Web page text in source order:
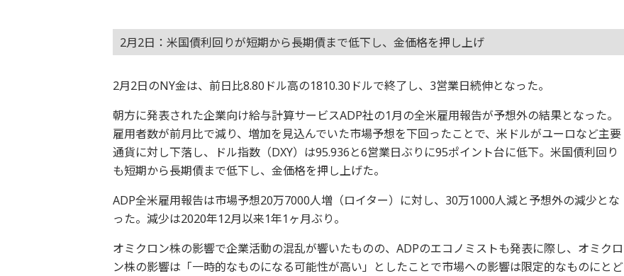
2月2日：米国債利回りが短期から長期債まで低下し、金価格を押し上げ
2月2日のNY金は、前日比8.80ドル高の1810.30ドルで終了し、3営業日続伸となった。
朝方に発表された企業向け給与計算サービスADP社の1月の全米雇用報告が予想外の結果となった。
雇用者数が前月比で減り、増加を見込んでいた市場予想を下回ったことで、米ドルがユーロなど主要
通貨に対し下落し、ドル指数（DXY）は95.936と6営業日ぶりに95ポイント台に低下。米国債利回り
も短期から長期債まで低下し、金価格を押し上げた。
ADP全米雇用報告は市場予想20万7000人増（ロイター）に対し、30万1000人減と予想外の減少とな
った。減少は2020年12月以来1年1ヶ月ぶり。
オミクロン株の影響で企業活動の混乱が響いたものの、ADPのエコノミストも発表に際し、オミクロ
ン株の影響は「一時的なものになる可能性が高い」としたことで市場への影響は限定的なものにとど